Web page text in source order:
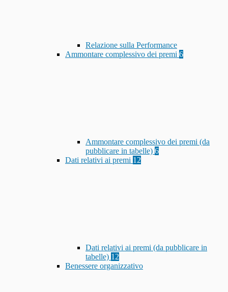
Relazione sulla Performance
Ammontare complessivo dei premi 6
Ammontare complessivo dei premi (da
pubblicare in tabelle) 6
Dati relativi ai premi 12
Dati relativi ai premi (da pubblicare in
tabelle) 12
Benessere organizzativo